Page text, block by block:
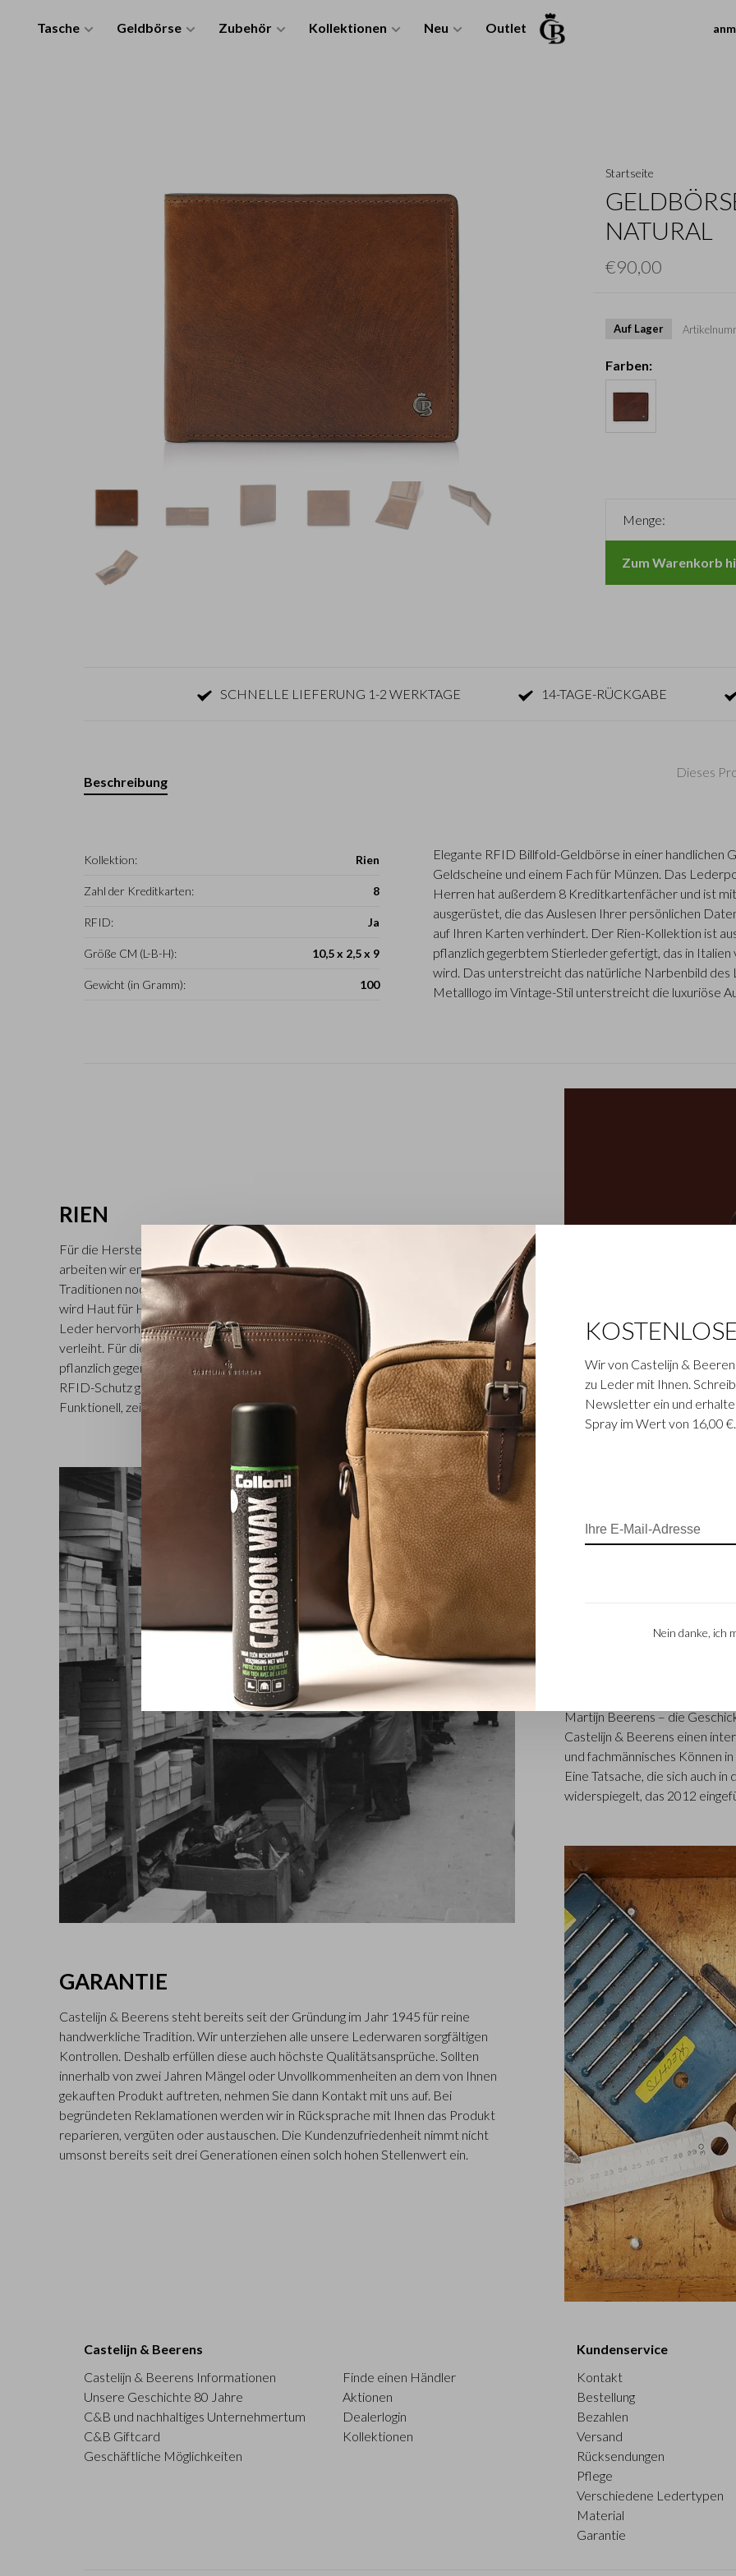
Tasche Geldbörse Zubehör Kollektionen Neu Outlet
Startseite
NATURAL
€90,00
Auf Lager
Farben:
Menge:
Zum Warenkorb
SCHNELLE LIEFERUNG 1-2 WERKTAGE 14-TAGE-RÜCKGABE
Dieses
Beschreibung
Kollektion: Rien
Zahl der Kreditkarten: 8
RFID: Ja
Größe CM (L-B-H): 10,5 x 2,5 x 9
Gewicht (in Gramm): 100
Elegante RFID Billfold-Geldbörse in einer handlichen
Geldscheine und einem Fach für Münzen. Das
Herren hat außerdem 8 Kreditkartenfächer und ist
ausgerüstet, die das Auslesen Ihrer persönlichen
auf Ihren Karten verhindert. Der Rien-Kollektion ist
pflanzlich gegerbtem Stierleder gefertigt, das in
wird. Das unterstreicht das natürliche Narbenbild des
Metalllogo im Vintage-Stil unterstreicht die luxuriöse
RIEN
Für die Herstellung dieser vollnarbigen Lederklassiker von Castelijn & Beerens
arbeiten wir eng mit einer toskanischen Gerberei zusammen, in der alte
Traditionen noch in Ehren gehalten werden. Das pflanzlich gegerbte Stierleder
wird Haut für Haut von Hand gefärbt, was die natürlichen Narbenzeichnungen im
Leder hervorhebt und der Rien-Kollektion ihren repräsentativen Charakter
verleiht. Für die Henkel und Schulterriemen der Taschen wurde robustes,
pflanzlich gegerbtes Ruderleder verwendet. Sämtliche Artikel sind mit einem
RFID-Schutz gegen Fernauslesung von Karten und Ausweisen versehen.
Funktionell, zeitlos und exklusiv. Erhältlich in Cognac.
Die im niederländischen
renommiertes
entwirft und herstellt. Das
Castelijn und Lederstanzer
Lederprodukte
Martijn Beerens – die
Castelijn & Beerens einen
und fachmännisches Können
Eine Tatsache, die sich auch
widerspiegelt, das 2012
GARANTIE
Castelijn & Beerens steht bereits seit der Gründung im Jahr 1945 für reine
handwerkliche Tradition. Wir unterziehen alle unsere Lederwaren sorgfältigen
Kontrollen. Deshalb erfüllen diese auch höchste Qualitätsansprüche. Sollten
innerhalb von zwei Jahren Mängel oder Unvollkommenheiten an dem von Ihnen
gekauften Produkt auftreten, nehmen Sie dann Kontakt mit uns auf. Bei
begründeten Reklamationen werden wir in Rücksprache mit Ihnen das Produkt
reparieren, vergüten oder austauschen. Die Kundenzufriedenheit nimmt nicht
umsonst bereits seit drei Generationen einen solch hohen Stellenwert ein.
Castelijn & Beerens
Castelijn & Beerens Informationen
Unsere Geschichte 80 Jahre
C&B und nachhaltiges Unternehmertum
C&B Giftcard
Geschäftliche Möglichkeiten
Finde einen Händler
Aktionen
Dealerlogin
Kollektionen
Kundenservice
Kontakt
Bestellung
Bezahlen
Versand
Rücksendungen
Pflege
Verschiedene Ledertypen
Material
Garantie
Wir von Castelijn &
zu Leder mit Ihnen.
Newsletter ein und
Spray im Wert von 16,00
Nein danke, ich